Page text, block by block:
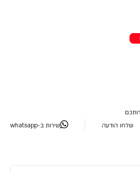
שלחו הודעה שירות ב-whatsapp